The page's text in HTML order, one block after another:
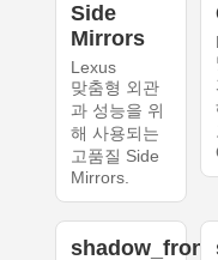
Side
Mirrors
Lexus
맞춤형 외관
과 성능을 위
해 사용되는
고품질 Side
Mirrors.